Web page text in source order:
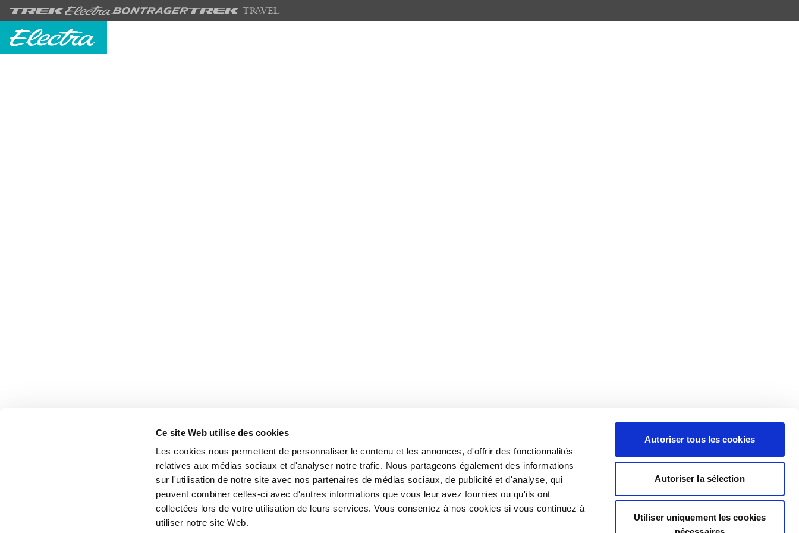
Ce site Web utilise des cookies
Les cookies nous permettent de personnaliser le contenu et les annonces, d'offrir des fonctionnalités
relatives aux médias sociaux et d'analyser notre trafic. Nous partageons également des informations
sur l'utilisation de notre site avec nos partenaires de médias sociaux, de publicité et d'analyse, qui
peuvent combiner celles-ci avec d'autres informations que vous leur avez fournies ou qu'ils ont
collectées lors de votre utilisation de leurs services. Vous consentez à nos cookies si vous continuez à
utiliser notre site Web.
Autoriser tous les cookies
Autoriser la sélection
Utiliser uniquement les cookies